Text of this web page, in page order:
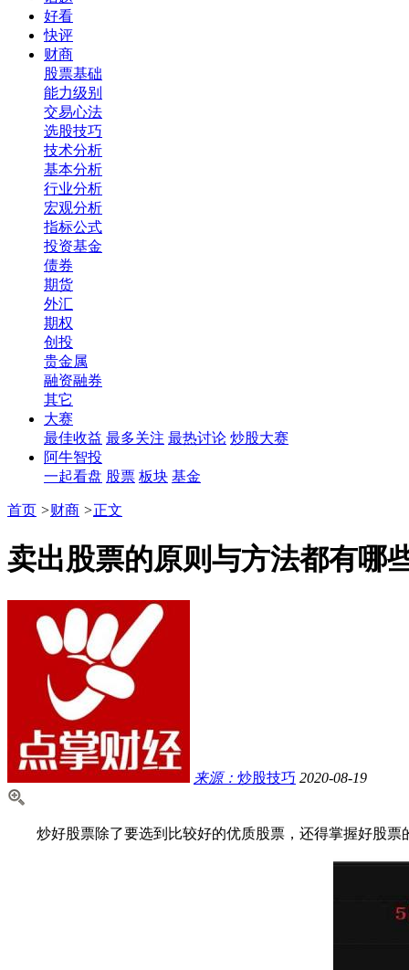
好看
快评
财商
股票基础
能力级别
交易心法
选股技巧
技术分析
基本分析
行业分析
宏观分析
指标公式
投资基金
债券
期货
外汇
期权
创投
贵金属
融资融券
其它
大赛
最佳收益 最多关注 最热讨论 炒股大赛
阿牛智投
一起看盘 股票 板块 基金
首页 >财商 >正文
卖出股票的原则与方法都有哪
来源： 炒股技巧 2020-08-19
炒好股票除了要选到比较好的优质股票，还得掌握好股票